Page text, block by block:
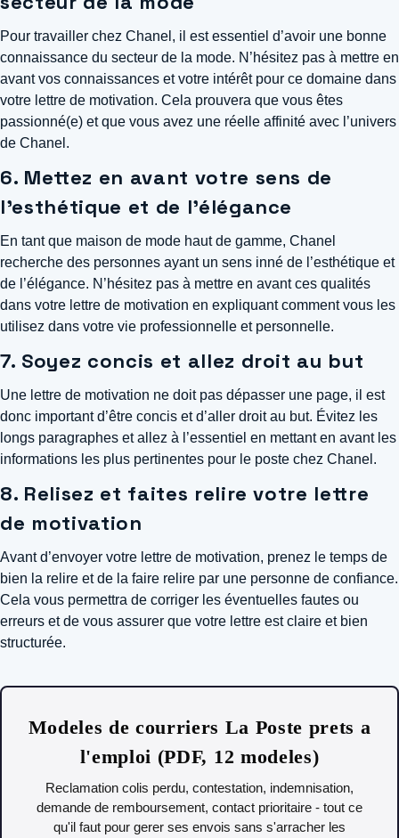
Pour travailler chez Chanel, il est essentiel d’avoir une bonne
connaissance du secteur de la mode. N’hésitez pas à mettre en
avant vos connaissances et votre intérêt pour ce domaine dans
votre lettre de motivation. Cela prouvera que vous êtes
passionné(e) et que vous avez une réelle affinité avec l’univers
de Chanel.
6. Mettez en avant votre sens de
l’esthétique et de l’élégance
En tant que maison de mode haut de gamme, Chanel
recherche des personnes ayant un sens inné de l’esthétique et
de l’élégance. N’hésitez pas à mettre en avant ces qualités
dans votre lettre de motivation en expliquant comment vous les
utilisez dans votre vie professionnelle et personnelle.
7. Soyez concis et allez droit au but
Une lettre de motivation ne doit pas dépasser une page, il est
donc important d’être concis et d’aller droit au but. Évitez les
longs paragraphes et allez à l’essentiel en mettant en avant les
informations les plus pertinentes pour le poste chez Chanel.
8. Relisez et faites relire votre lettre
de motivation
Avant d’envoyer votre lettre de motivation, prenez le temps de
bien la relire et de la faire relire par une personne de confiance.
Cela vous permettra de corriger les éventuelles fautes ou
erreurs et de vous assurer que votre lettre est claire et bien
structurée.
Modeles de courriers La Poste prets a
l'emploi (PDF, 12 modeles)
Reclamation colis perdu, contestation, indemnisation,
demande de remboursement, contact prioritaire - tout ce
qu'il faut pour gerer ses envois sans s'arracher les